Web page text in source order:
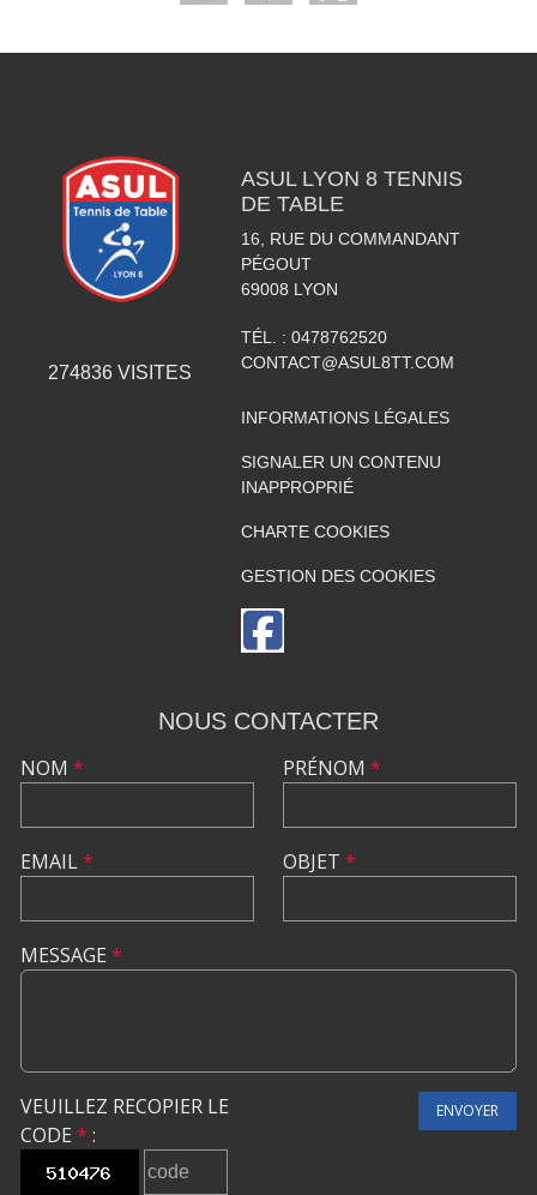
274836 VISITES
ASUL LYON 8 TENNIS
DE TABLE
16, RUE DU COMMANDANT
PÉGOUT
69008 LYON
TÉL. : 0478762520
CONTACT@ASUL8TT.COM
INFORMATIONS LÉGALES
SIGNALER UN CONTENU
INAPPROPRIÉ
CHARTE COOKIES
GESTION DES COOKIES
NOUS CONTACTER
NOM *
EMAIL*
PRÉNOM *
OBJET *
MESSAGE *
VEUILLEZ RECOPIER LE
CODE * :
ENVOYER